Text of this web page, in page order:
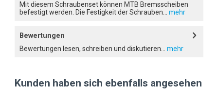
Mit diesem Schraubenset können MTB Bremsscheiben
befestigt werden. Die Festigkeit der Schrauben...
mehr
Bewertungen
Bewertungen lesen, schreiben und diskutieren... mehr
Kunden haben sich ebenfalls angesehen